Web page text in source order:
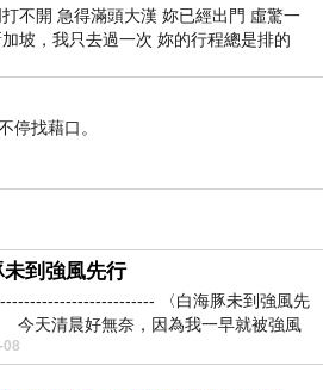
伴侶泰瑞莎只在他腦中說了一句：「湯
房間消失，取而代之的是一個陌生人——亞
的印記：WICKED資產。
下達的焦土試煉；
閃焰症的活死人街頭橫行；
女孩
莎。
不開 急得滿頭大漢 妳已經出門 虛驚一
坡，我只去過一次 妳的行程總是排的
停找藉口。
未到強風先行
〈白海豚未到強風先
天清晨好無奈，因為我一早就被強風
08